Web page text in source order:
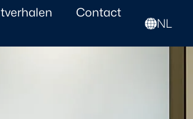
Contact
NL